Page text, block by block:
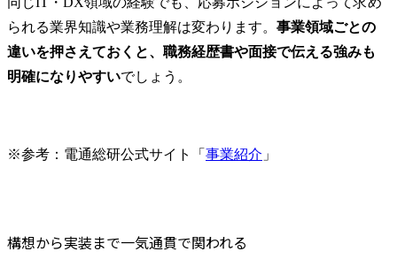
られる業界知識や業務理解は変わります。 事業領域ごとの
違いを押さえておくと、職務経歴書や面接で伝える強みも
明確になりやすいでしょう。
※参考：電通総研公式サイト「 事業紹介 」
構想から実装まで一気通貫で関われる